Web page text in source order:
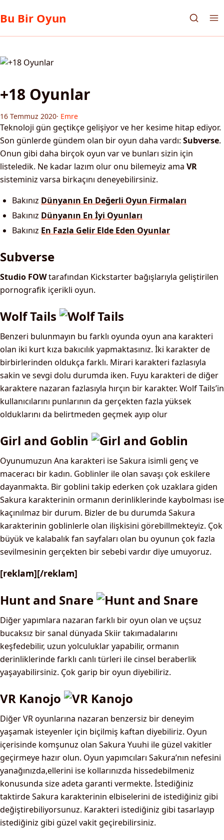
Bu Bir Oyun
+18 Oyunlar
16 Temmuz 2020· Emre
Teknoloji gün geçtikçe gelişiyor ve her kesime hitap ediyor.
Son günlerde gündem olan bir oyun daha vardı: Subverse.
Onun gibi daha birçok oyun var ve bunları sizin için
listeledik. Ne kadar lazım olur onu bilemeyiz ama VR
sisteminiz varsa birkaçını deneyebilirsiniz.
Bakınız Dünyanın En Değerli Oyun Firmaları
Bakınız Dünyanın En İyi Oyunları
Bakınız En Fazla Gelir Elde Eden Oyunlar
Subverse
Studio FOWtarafından Kickstarter bağışlarıyla geliştirilen
pornografik içerikli oyun.
Wolf Tails
Benzeri bulunmayın bu farklı oyunda oyun ana karakteri
olan iki kurt kıza bakıcılık yapmaktasınız. İki karakter de
birbirlerinden oldukça farklı. Mirari karakteri fazlasıyla
sakin ve sevgi dolu durumda iken. Fuyu karakteri de diğer
karaktere nazaran fazlasıyla hırçın bir karakter. Wolf Tails’in
kullanıcılarını punlarının da gerçekten fazla yüksek
olduklarını da belirtmeden geçmek ayıp olur
Girl and Goblin
Oyunumuzun Ana karakteri ise Sakura isimli genç ve
maceracı bir kadın. Goblinler ile olan savaşı çok eskilere
dayanmakta. Bir goblini takip ederken çok uzaklara giden
Sakura karakterinin ormanın derinliklerinde kaybolması ise
kaçınılmaz bir durum. Bizler de bu durumda Sakura
karakterinin goblinlerle olan ilişkisini görebillmekteyiz. Çok
büyük ve kalabalık fan sayfaları olan bu oyunun çok fazla
sevilmesinin gerçekten bir sebebi vardır diye umuyoruz.
[reklam][/reklam]
Hunt and Snare
Diğer yapımlara nazaran farklı bir oyun olan ve uçsuz
bucaksız bir sanal dünyada Skiir takımadalarını
keşfedebilir, uzun yolculuklar yapabilir, ormanın
derinliklerinde farklı canlı türleri ile cinsel beraberlik
yaşayabilirsiniz. Çok garip bir oyun diyebiliriz.
VR Kanojo
Diğer VR oyunlarına nazaran benzersiz bir deneyim
yaşamak isteyenler için biçilmiş kaftan diyebiliriz. Oyun
içerisinde komşunuz olan Sakura Yuuhi ile güzel vakitler
geçirmeye hazır olun. Oyun yapımcıları Sakura’nın nefesini
yanağınızda,ellerini ise kollarınızda hissedebilmeniz
konusunda size adeta garanti vermekte. İstediğiniz
taktirde Sakura karakterinin elbiselerini de istediğiniz gibi
değiştirebiliyorsunuz. Karakteri istediğiniz gibi tasarlayıp
istediğiniz gibi güzel vakit geçirebilirsiniz.